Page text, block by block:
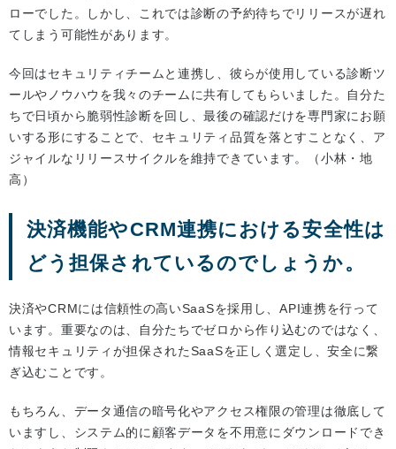
ローでした。しかし、これでは診断の予約待ちでリリースが遅れ
てしまう可能性があります。
今回はセキュリティチームと連携し、彼らが使用している診断ツ
ールやノウハウを我々のチームに共有してもらいました。自分た
ちで日頃から脆弱性診断を回し、最後の確認だけを専門家にお願
いする形にすることで、セキュリティ品質を落とすことなく、ア
ジャイルなリリースサイクルを維持できています。（小林・地
高）
決済機能やCRM連携における安全性は
どう担保されているのでしょうか。
決済やCRMには信頼性の高いSaaSを採用し、API連携を行って
います。重要なのは、自分たちでゼロから作り込むのではなく、
情報セキュリティが担保されたSaaSを正しく選定し、安全に繋
ぎ込むことです。
もちろん、データ通信の暗号化やアクセス権限の管理は徹底して
いますし、システム的に顧客データを不用意にダウンロードでき